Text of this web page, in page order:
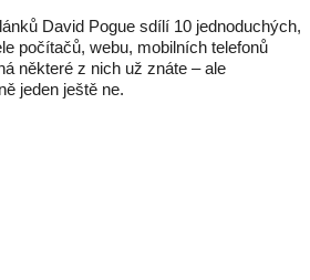
David Pogue sdílí 10 jednoduchých,
počítačů, webu, mobilních telefonů
některé z nich už znáte – ale
jeden ještě ne.